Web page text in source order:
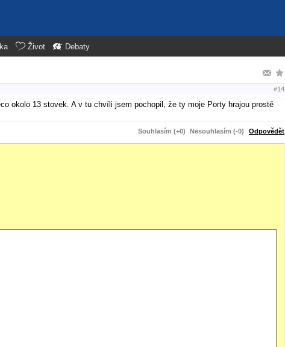
Život Debaty
#14
okolo 13 stovek. A v tu chvíli jsem pochopil, že ty moje Porty hrajou prostě
Souhlasím (+0) Nesouhlasím (-0) Odpovědět